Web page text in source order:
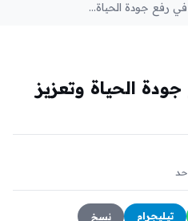
في رفع جودة الحياة...
الحياة وتعزيز
تيليجرام نسخ